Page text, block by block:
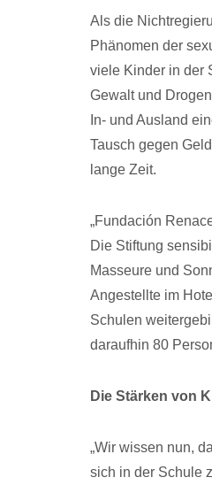
Als die
Phänomen der
viele Kinder in der
Gewalt und
In- und Ausland
Tausch gegen
lange Zeit.
„Fundación
Die Stiftung
Masseure und
Angestellte im
Schulen
daraufhin 80
Die Stärken von
„Wir wissen nun,
sich in der Schule